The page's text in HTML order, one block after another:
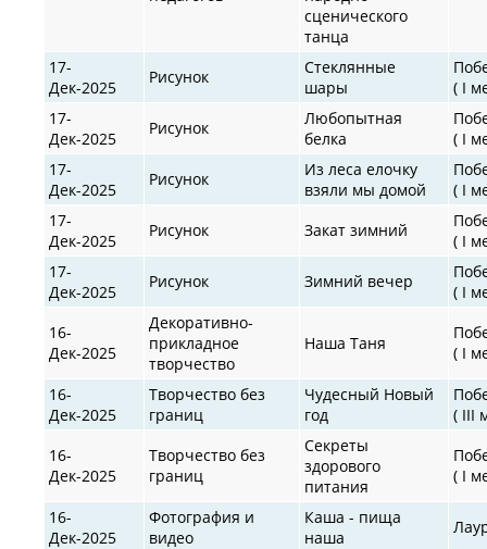
сценического
танца
17-
Дек-2025
Рисунок
Стеклянные
шары
( I
17-
Дек-2025
Рисунок
Любопытная
белка
( I
17-
Дек-2025
Рисунок
Из леса елочку
взяли мы домой
( I
17-
Дек-2025
Рисунок Закат зимний
( I
17-
Дек-2025
Рисунок Зимний вечер
( I
16-
Дек-2025
Декоративно-
прикладное
творчество
Наша Таня
( I
16-
Дек-2025
Творчество без
границ
Чудесный Новый
год
( III
16-
Дек-2025
Творчество без
границ
Секреты
здорового
питания
( I
16-
Дек-2025
Фотография и
видео
Каша - пища
наша